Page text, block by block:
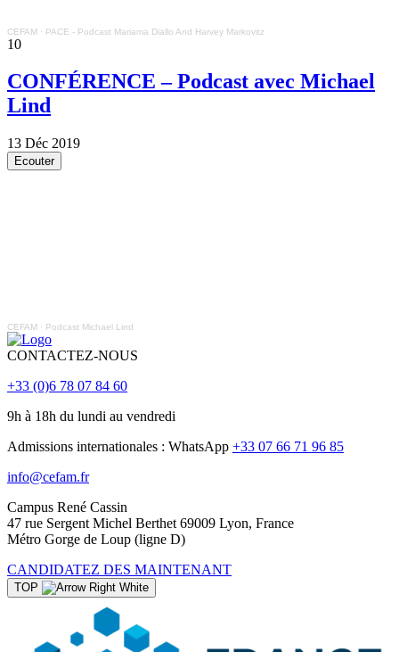
CEFAM · PACE - Podcast Mariama Diallo And Harvey Markovitz
10
CONFÉRENCE – Podcast avec Michael
Lind
13 Déc 2019
Ecouter
CEFAM · Podcast Michael Lind
CONTACTEZ-NOUS
+33 (0)6 78 07 84 60
9h à 18h du lundi au vendredi
Admissions internationales : WhatsApp +33 07 66 71 96 85
info@cefam.fr
Campus René Cassin
47 rue Sergent Michel Berthet 69009 Lyon, France
Métro Gorge de Loup (ligne D)
CANDIDATEZ DES MAINTENANT
TOP